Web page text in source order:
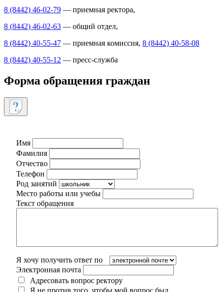
8 (8442) 46-02-79 — приемная ректора,
8 (8442) 46-02-63 — общий отдел,
8 (8442) 40-55-47 — приемная комиссия, 8 (8442) 40-58-08
8 (8442) 40-55-12 — пресс-служба
Форма обращения граждан
Имя
Фамилия
Отчество
Телефон
Род занятий
Место работы или учебы
Текст обращения
Я хочу получить ответ по
Электронная почта
Адресовать вопрос ректору